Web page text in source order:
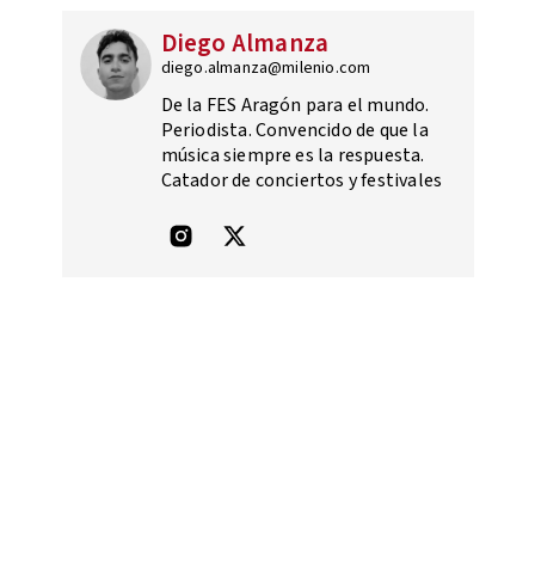
Diego Almanza
diego.almanza@milenio.com
De la FES Aragón para el mundo.
Periodista. Convencido de que la
música siempre es la respuesta.
Catador de conciertos y festivales